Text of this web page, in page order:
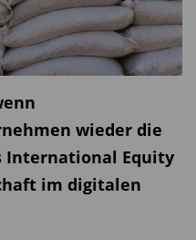
wieder die
International Equity
im digitalen